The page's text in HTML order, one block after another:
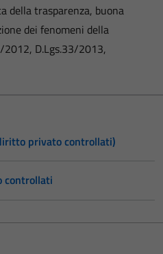
della trasparenza, buona
dei fenomeni della
D.Lgs.33/2013,
privato controllati)
controllati